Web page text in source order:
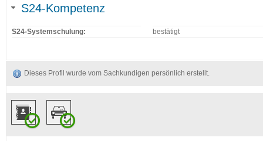
S24-Kompetenz
S24-Systemschulung: bestätigt
Dieses Profil wurde vom Sachkundigen persönlich erstellt.